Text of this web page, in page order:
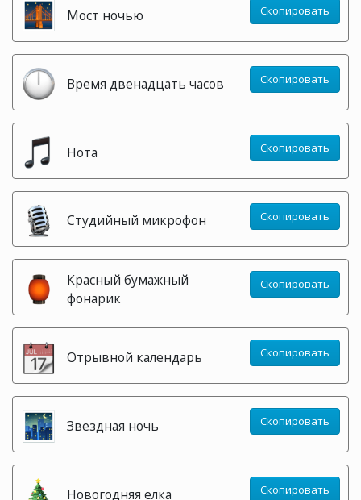
Мост ночью Скопировать
Время двенадцать часов Скопировать
Нота Скопировать
Студийный микрофон Скопировать
Красный бумажный
фонарик
Скопировать
Отрывной календарь Скопировать
Звездная ночь Скопировать
Новогодняя елка Скопировать